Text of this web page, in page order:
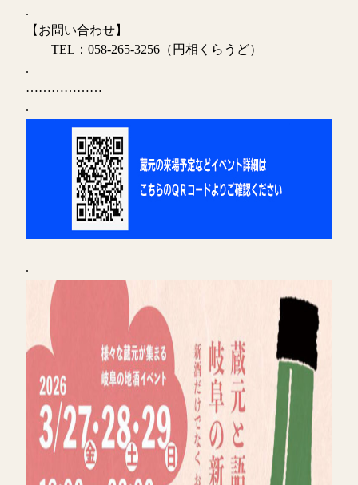
.
【お問い合わせ】
TEL：058-265-3256（円相くらうど）
.
………………
.
.